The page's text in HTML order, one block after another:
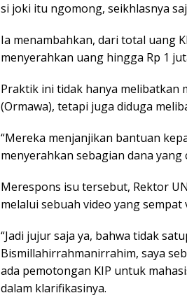
si joki itu ngomong, seikhlasnya
Ia menambahkan, dari total uang
menyerahkan uang hingga Rp 1
Praktik ini tidak hanya melibatkan
(Ormawa), tetapi juga diduga
“Mereka menjanjikan bantuan
menyerahkan sebagian dana yang
Merespons isu tersebut, Rektor
melalui sebuah video yang sempat
“Jadi jujur saja ya, bahwa tidak
Bismillahirrahmanirrahim, saya
ada pemotongan KIP untuk
dalam klarifikasinya.